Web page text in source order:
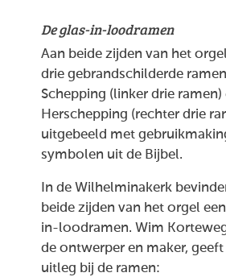
De glas-in-loodramen
Aan beide zijden van het
drie gebrandschilderde
Schepping (linker drie ramen)
Herschepping (rechter drie
uitgebeeld met
symbolen uit de Bijbel.
In de Wilhelminakerk
beide zijden van het orgel
in-loodramen. Wim
de ontwerper en maker,
uitleg bij de ramen: